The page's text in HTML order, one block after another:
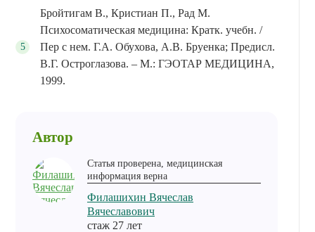
Бройтигам В., Кристиан П., Рад М.
Психосоматическая медицина: Кратк. учебн. /
Пер с нем. Г.А. Обухова, А.В. Бруенка; Предисл.
В.Г. Остроглазова. – М.: ГЭОТАР МЕДИЦИНА,
1999.
Автор
Статья проверена, медицинская
информация верна
Филашихин Вячеслав
Вячеславович
cтаж 27 лет